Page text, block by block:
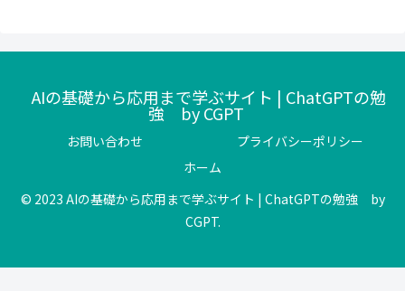
AIの基礎から応用まで学ぶサイト | ChatGPTの勉
強 by CGPT
お問い合わせ
プライバシーポリシー
ホーム
© 2023 AIの基礎から応用まで学ぶサイト | ChatGPTの勉強 by
CGPT.